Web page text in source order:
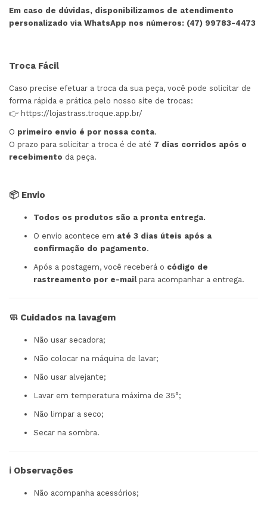
Em caso de dúvidas, disponibilizamos de atendimento
personalizado via WhatsApp nos números: (47) 99783-4473
Troca Fácil
Caso precise efetuar a troca da sua peça, você pode solicitar de
forma rápida e prática pelo nosso site de trocas:
👉 https://lojastrass.troque.app.br/
O primeiro envio é por nossa conta.
O prazo para solicitar a troca é de até 7 dias corridos após o
recebimento da peça.
📦 Envio
Todos os produtos são a pronta entrega.
O envio acontece em até 3 dias úteis após a
confirmação do pagamento.
Após a postagem, você receberá o código de
rastreamento por e-mailpara acompanhar a entrega.
🧼 Cuidados na lavagem
Não usar secadora;
Não colocar na máquina de lavar;
Não usar alvejante;
Lavar em temperatura máxima de 35°;
Não limpar a seco;
Secar na sombra.
ℹ️ Observações
Não acompanha acessórios;